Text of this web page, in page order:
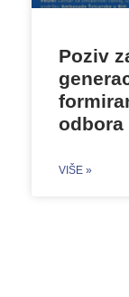
Poziv
odbora
VIŠE »